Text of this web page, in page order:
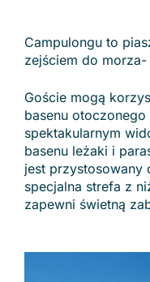
Campulongu to
zejściem do
Goście mogą
basenu
spektakularnym
basenu leżaki i
jest przystosowany
specjalna strefa z
zapewni świetną